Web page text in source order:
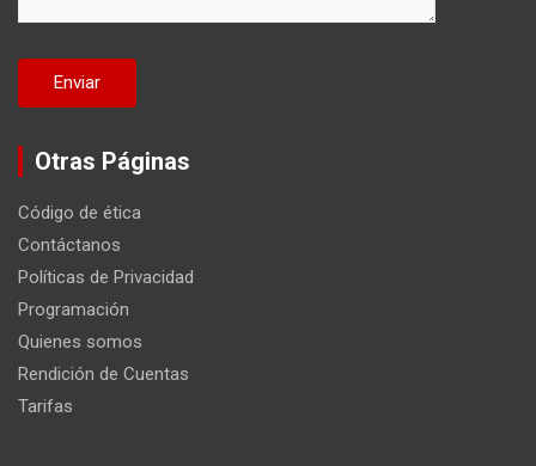
Otras Páginas
Código de ética
Contáctanos
Políticas de Privacidad
Programación
Quienes somos
Rendición de Cuentas
Tarifas